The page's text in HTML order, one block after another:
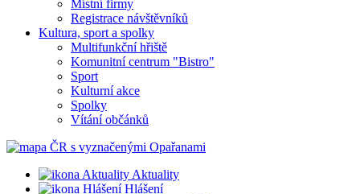
Místní firmy
Registrace návštěvníků
Kultura, sport a spolky
Multifunkční hřiště
Komunitní centrum "Bistro"
Sport
Kulturní akce
Spolky
Vítání občánků
Aktuality
Hlášení